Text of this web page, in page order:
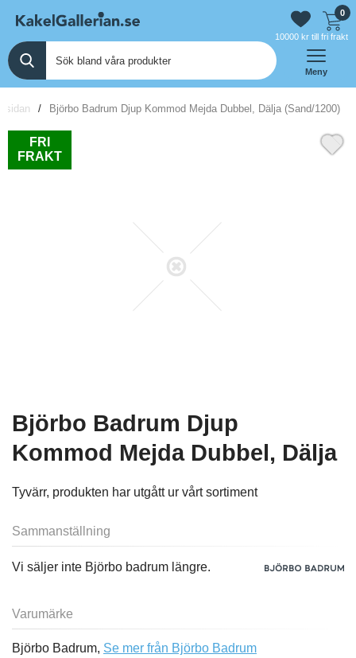
0
10000 kr till fri frakt
Meny
Björbo Badrum Djup Kommod Mejda Dubbel, Dälja (Sand/1200)
FRI
FRAKT
Björbo Badrum Djup
Kommod Mejda Dubbel, Dälja
Tyvärr, produkten har utgått ur vårt sortiment
Sammanställning
Vi säljer inte Björbo badrum längre.
Varumärke
Björbo Badrum, Se mer från Björbo Badrum